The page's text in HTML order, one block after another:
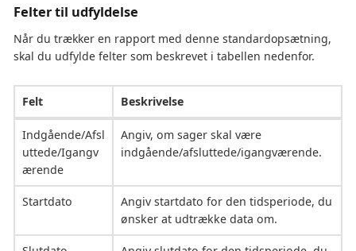
Felter til udfyldelse
Når du trækker en rapport med denne standardopsætning,
skal du udfylde felter som beskrevet i tabellen nedenfor.
Felt Beskrivelse
Indgående/Afsl
uttede/Igangv
ærende
Angiv, om sager skal være
indgående/afsluttede/igangværende.
Startdato
Angiv startdato for den tidsperiode, du
ønsker at udtrække data om.